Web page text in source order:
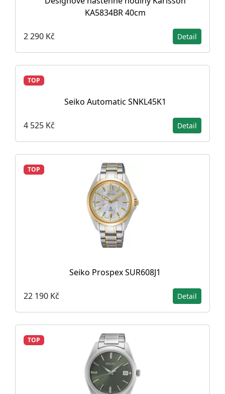
KA5834BR 40cm
2 290 Kč Detail
TOP
Seiko Automatic SNKL45K1
4 525 Kč Detail
TOP
Seiko Prospex SUR608J1
22 190 Kč Detail
TOP